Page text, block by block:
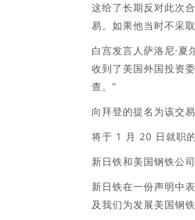
这给了长期反对此次
易。如果他当时不采
白宫发言人萨洛尼·
收到了美国外国投资
查。”
向拜登的提名为该交
将于 1 月 20 日就职
新日铁和美国钢铁公
新日铁在一份声明中
及我们为发展美国钢